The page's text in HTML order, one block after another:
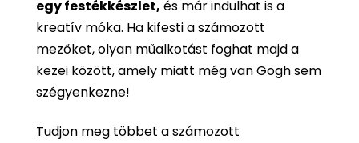
egy festékkészlet, és már indulhat is a
kreatív móka. Ha kifesti a számozott
mezőket, olyan műalkotást foghat majd a
kezei között, amely miatt még van Gogh sem
szégyenkezne!
Tudjon meg többet a számozott